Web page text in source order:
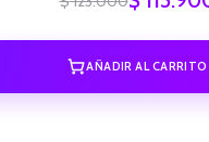
AÑADIR AL CARRITO